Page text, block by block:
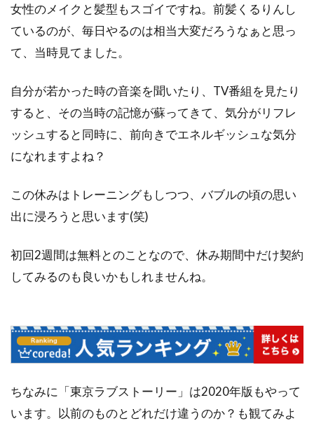
女性のメイクと髪型もスゴイですね。前髪くるりんし
ているのが、毎日やるのは相当大変だろうなぁと思っ
て、当時見てました。
自分が若かった時の音楽を聞いたり、TV番組を見たり
すると、その当時の記憶が蘇ってきて、気分がリフレ
ッシュすると同時に、前向きでエネルギッシュな気分
になれますよね？
この休みはトレーニングもしつつ、バブルの頃の思い
出に浸ろうと思います(笑)
初回2週間は無料とのことなので、休み期間中だけ契約
してみるのも良いかもしれませんね。
ちなみに「東京ラブストーリー」は2020年版もやって
います。以前のものとどれだけ違うのか？も観てみよ